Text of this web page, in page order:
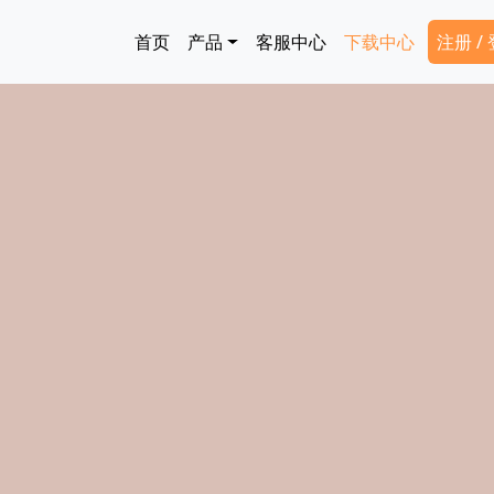
Main navigation
首页 产品 客服中心 下载中心 注册 /